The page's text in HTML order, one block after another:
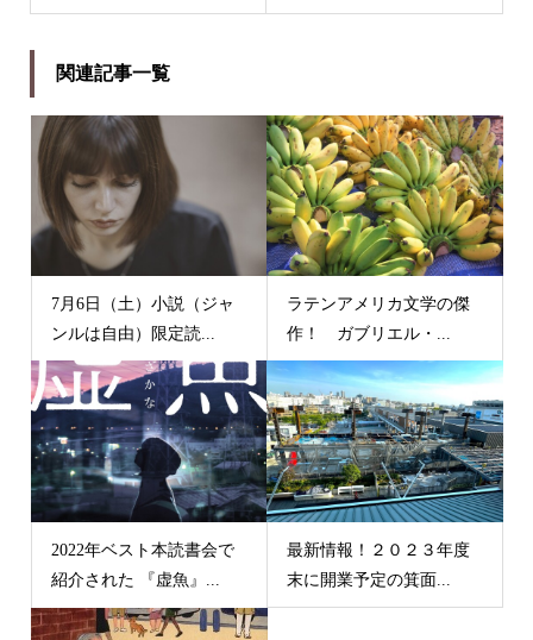
関連記事一覧
7月6日（土）小説（ジャ
ンルは自由）限定読...
ラテンアメリカ文学の傑
作！ ガブリエル・...
2022年ベスト本読書会で
紹介された 『虚魚』...
最新情報！２０２３年度
末に開業予定の箕面...